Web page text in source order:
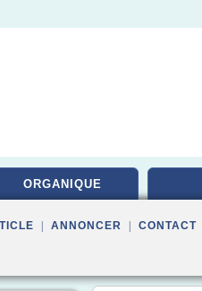
ORGANIQUE
ANNONCER CONTACT